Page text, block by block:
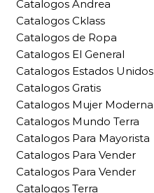
Catalogos Andrea
Catalogos Cklass
Catalogos de Ropa
Catalogos El General
Catalogos Estados Unidos
Catalogos Gratis
Catalogos Mujer Moderna
Catalogos Mundo Terra
Catalogos Para Mayorista
Catalogos Para Vender
Catalogos Para Vender
Catalogos Terra